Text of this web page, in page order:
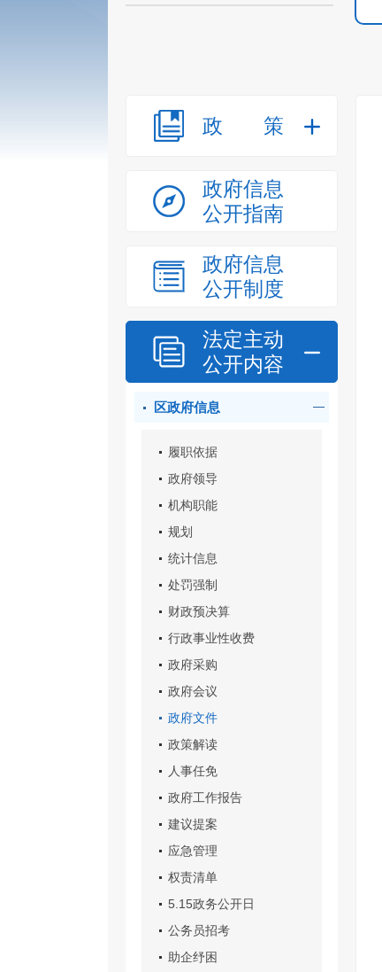
政策
政府信息
公开指南
政府信息
公开制度
法定主动
公开内容
区政府信息
履职依据
政府领导
机构职能
规划
统计信息
处罚强制
财政预决算
行政事业性收费
政府采购
政府会议
政府文件
政策解读
人事任免
政府工作报告
建议提案
应急管理
权责清单
5.15政务公开日
公务员招考
助企纾困